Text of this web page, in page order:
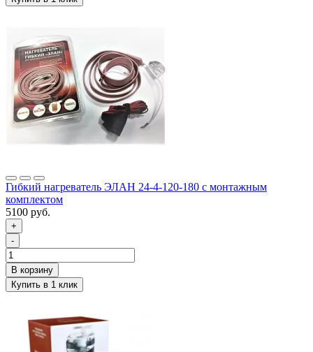
Гибкий нагреватель ЭЛАН 24-4-120-180 с монтажным
комплектом
5100 руб.
+
-